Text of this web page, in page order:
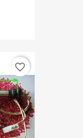
favorite_border